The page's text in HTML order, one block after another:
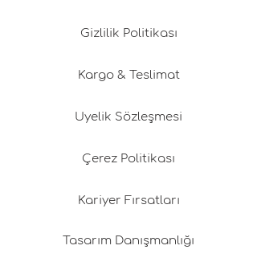
Gizlilik Politikası
Kargo & Teslimat
Üyelik Sözleşmesi
Çerez Politikası
Kariyer Fırsatları
Tasarım Danışmanlığı